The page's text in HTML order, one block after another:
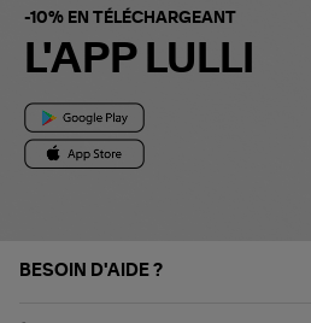
-10% EN TÉLÉCHARGEANT
L'APP LULLI
BESOIN D'AIDE ?